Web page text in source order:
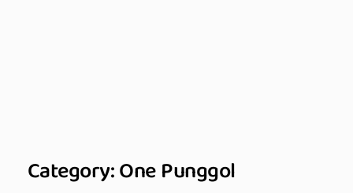
Category:One Punggol